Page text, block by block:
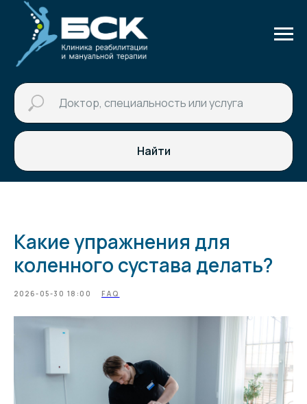
Найти
Какие упражнения для
коленного сустава делать?
2026-05-30 18:00 FAQ